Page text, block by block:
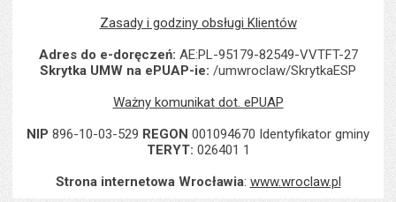
Zasady i godziny obsługi Klientów
Adres do e-doręczeń: AE:PL-95179-82549-VVTFT-27
Skrytka UMW na ePUAP-ie: /umwroclaw/SkrytkaESP
Ważny komunikat dot. ePUAP
NIP 896-10-03-529 REGON 001094670 Identyfikator gminy
TERYT: 026401 1
Strona internetowa Wrocławia: www.wroclaw.pl